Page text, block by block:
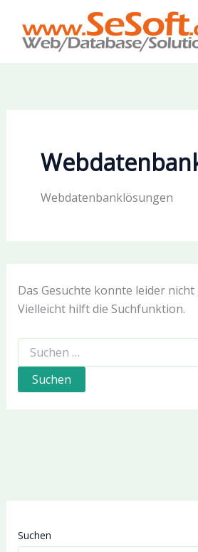
Inhalt
springen
Webdatenbanklösungen
Das Gesuchte konnte leider
Vielleicht hilft die Suchfunktion.
Suchen
nach:
Suchen